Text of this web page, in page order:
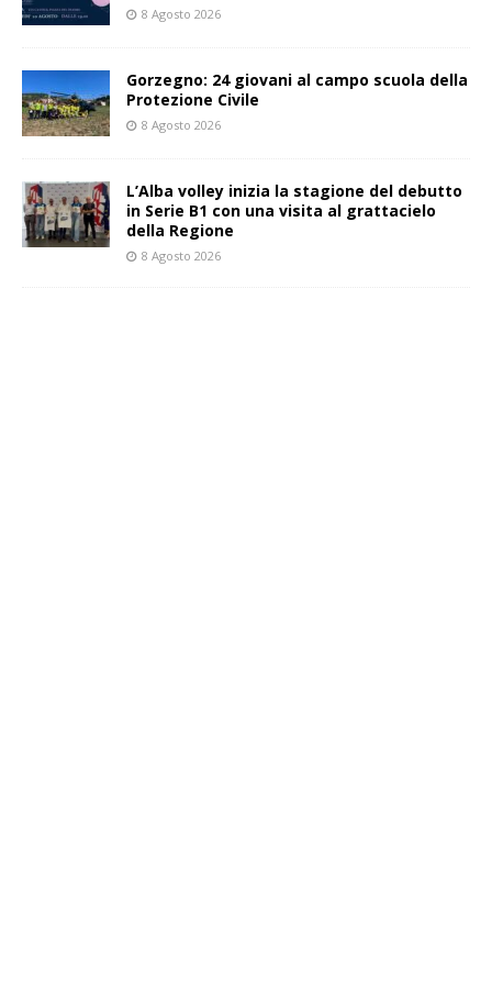
8 Agosto 2026
Gorzegno: 24 giovani al campo scuola della
Protezione Civile
8 Agosto 2026
L’Alba volley inizia la stagione del debutto
in Serie B1 con una visita al grattacielo
della Regione
8 Agosto 2026